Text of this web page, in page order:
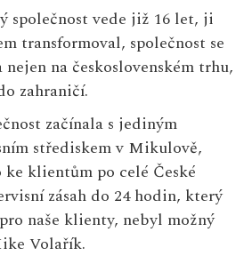
společnost vede již 16 let, ji
transformoval, společnost se
na československém trhu,
zahraničí.
začínala s jediným
střediskem v Mikulově,
klientům po celé České
zásah do 24 hodin, který
naše klienty, nebyl možný
Volařík.